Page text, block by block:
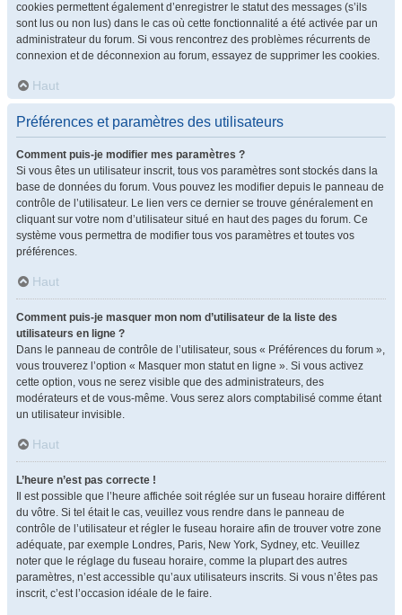
cookies permettent également d’enregistrer le statut des messages (s’ils
sont lus ou non lus) dans le cas où cette fonctionnalité a été activée par un
administrateur du forum. Si vous rencontrez des problèmes récurrents de
connexion et de déconnexion au forum, essayez de supprimer les cookies.
Haut
Préférences et paramètres des utilisateurs
Comment puis-je modifier mes paramètres ?
Si vous êtes un utilisateur inscrit, tous vos paramètres sont stockés dans la
base de données du forum. Vous pouvez les modifier depuis le panneau de
contrôle de l’utilisateur. Le lien vers ce dernier se trouve généralement en
cliquant sur votre nom d’utilisateur situé en haut des pages du forum. Ce
système vous permettra de modifier tous vos paramètres et toutes vos
préférences.
Haut
Comment puis-je masquer mon nom d’utilisateur de la liste des
utilisateurs en ligne ?
Dans le panneau de contrôle de l’utilisateur, sous « Préférences du forum »,
vous trouverez l’option « Masquer mon statut en ligne ». Si vous activez
cette option, vous ne serez visible que des administrateurs, des
modérateurs et de vous-même. Vous serez alors comptabilisé comme étant
un utilisateur invisible.
Haut
L’heure n’est pas correcte !
Il est possible que l’heure affichée soit réglée sur un fuseau horaire différent
du vôtre. Si tel était le cas, veuillez vous rendre dans le panneau de
contrôle de l’utilisateur et régler le fuseau horaire afin de trouver votre zone
adéquate, par exemple Londres, Paris, New York, Sydney, etc. Veuillez
noter que le réglage du fuseau horaire, comme la plupart des autres
paramètres, n’est accessible qu’aux utilisateurs inscrits. Si vous n’êtes pas
inscrit, c’est l’occasion idéale de le faire.